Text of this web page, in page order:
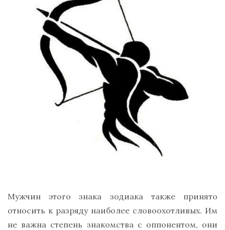
Мужчин этого знака зодиака также принято
относить к разряду наиболее словоохотливых. Им
не важна степень знакомства с оппонентом, они